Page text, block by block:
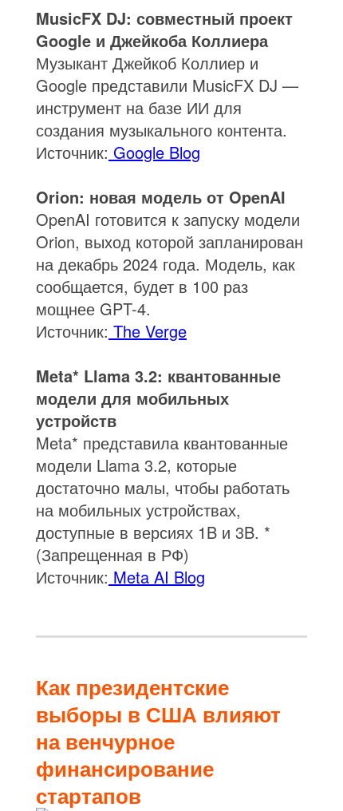
MusicFX DJ: совместный проект
Google и Джейкоба Коллиера
Музыкант Джейкоб Коллиер и
Google представили MusicFX DJ —
инструмент на базе ИИ для
создания музыкального контента.
Источник: Google Blog
Orion: новая модель от OpenAI
OpenAI готовится к запуску модели
Orion, выход которой запланирован
на декабрь 2024 года. Модель, как
сообщается, будет в 100 раз
мощнее GPT-4.
Источник: The Verge
Meta* Llama 3.2: квантованные
модели для мобильных
устройств
Meta* представила квантованные
модели Llama 3.2, которые
достаточно малы, чтобы работать
на мобильных устройствах,
доступные в версиях 1B и 3B. *
(Запрещенная в РФ)
Источник: Meta AI Blog
Как президентские
выборы в США влияют
на венчурное
финансирование
стартапов